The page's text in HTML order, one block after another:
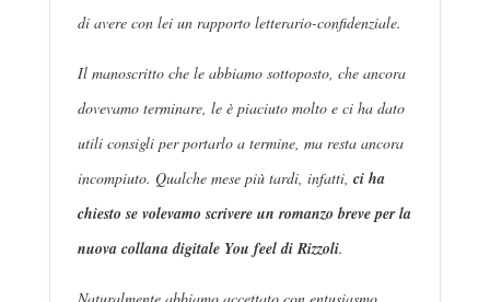
di avere con lei un rapporto letterario-confidenziale.
Il manoscritto che le abbiamo sottoposto, che ancora
dovevamo terminare, le è piaciuto molto e ci ha dato
utili consigli per portarlo a termine, ma resta ancora
incompiuto. Qualche mese più tardi, infatti, ci ha
chiesto se volevamo scrivere un romanzo breve per la
nuova collana digitale You feel di Rizzoli.